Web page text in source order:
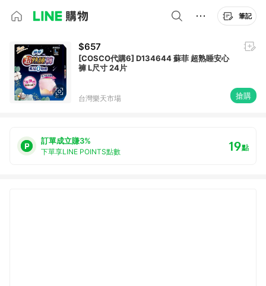
筆記
$657
[COSCO代購6] D134644 蘇菲 超熟睡安心
褲 L尺寸 24片
台灣樂天市場 搶購
訂單成立賺3%
下單享LINE POINTS點數 19點